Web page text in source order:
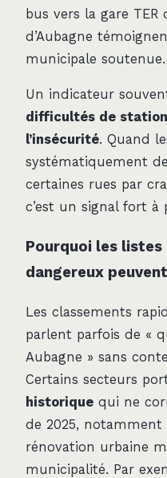
bus vers la gare
d’Aubagne
municipale soutenue.
Un indicateur
difficultés de
l’insécurité. Quand
systématiquement
certaines rues par
c’est un signal fort à
Pourquoi les
dangereux
Les classements
parlent parfois de «
Aubagne » sans
Certains secteurs
historique qui ne
de 2025, notamment
rénovation urbaine
municipalité. Par